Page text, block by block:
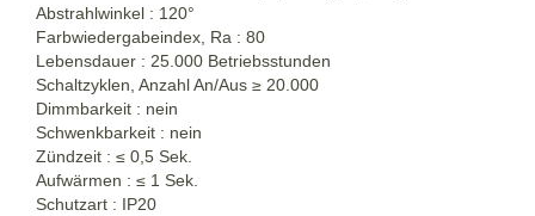
Abstrahlwinkel : 120°
Farbwiedergabeindex, Ra : 80
Lebensdauer : 25.000 Betriebsstunden
Schaltzyklen, Anzahl An/Aus ≥ 20.000
Dimmbarkeit : nein
Schwenkbarkeit : nein
Zündzeit : ≤ 0,5 Sek.
Aufwärmen : ≤ 1 Sek.
Schutzart : IP20